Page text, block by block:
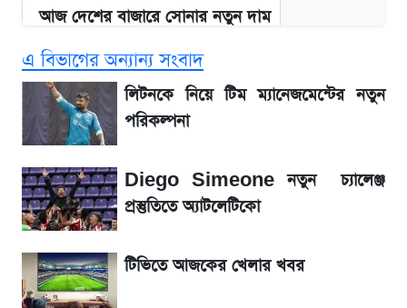
আজ দেশের বাজারে সোনার নতুন দাম
'এমবাপ্পে বাংলাদেশে'—বড় ঘোষণার পর যা জানাল
সরকার
BCB compliance report উঠে এলো
গুরুত্বপূর্ণ সুপারিশ
নবম পে-স্কেল নিয়ে চূড়ান্ত প্রস্তুতি, অপেক্ষা মন্ত্রিসভার
অনুমোদনের
এ বিভাগের অন্যান্য সংবাদ
লিটনকে নিয়ে টিম ম্যানেজমেন্টের নতুন
পরিকল্পনা
Diego Simeone নতুন চ্যালেঞ্জ
প্রস্তুতিতে অ্যাটলেটিকো
টিভিতে আজকের খেলার খবর